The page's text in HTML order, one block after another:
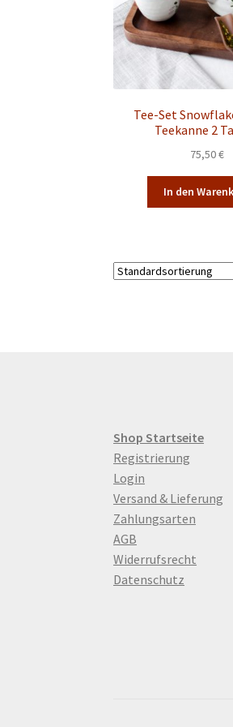
Tee-Set
Teekanne 2
75,50€
In den
Shop Startseite
Registrierung
Login
Versand & Lieferung
Zahlungsarten
AGB
Widerrufsrecht
Datenschutz